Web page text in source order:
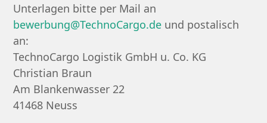
Unterlagen bitte per Mail an
bewerbung@TechnoCargo.de und postalisch
an:
TechnoCargo Logistik GmbH u. Co. KG
Christian Braun
Am Blankenwasser 22
41468 Neuss